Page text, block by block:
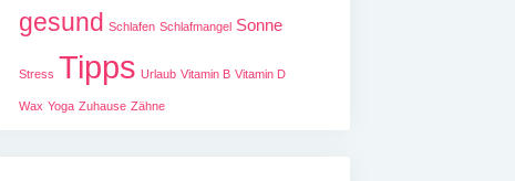
gesund Schlafen Schlafmangel Sonne
Stress Tipps Urlaub Vitamin B Vitamin D
Wax Yoga Zuhause Zähne